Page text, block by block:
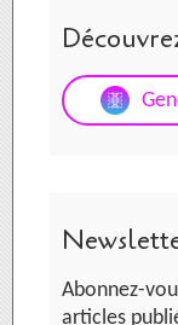
Abonnez-
articles